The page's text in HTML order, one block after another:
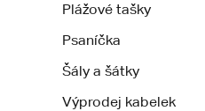
Plážové tašky
Psaníčka
Šály a šátky
Výprodej kabelek